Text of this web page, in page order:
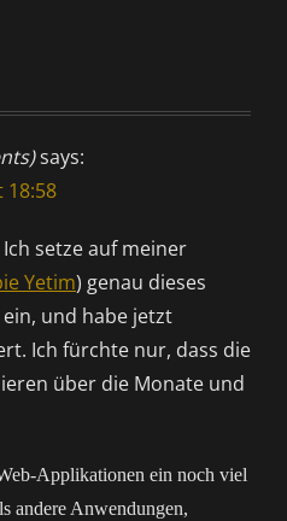
says:
18:58
setze auf meiner
Yetim) genau dieses
und habe jetzt
Ich fürchte nur, dass die
über die Monate und
Applikationen ein noch viel
andere Anwendungen,